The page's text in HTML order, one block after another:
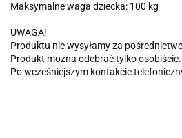
Maksymalne waga dziecka: 100 kg
UWAGA!
Produktu nie wysyłamy za
Produkt można odebrać tylko osobiście.
Po wcześniejszym kontakcie